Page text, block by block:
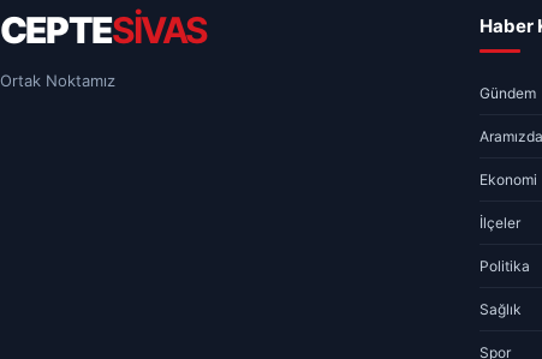
CEPTESİVAS
Ortak Noktamız
Haber
Gündem
Ekonomi
İlçeler
Politika
Sağlık
Spor